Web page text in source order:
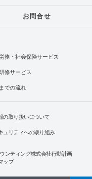
お問合せ
務・社会保険サービス
修サービス
での流れ
の取り扱いについて
ュリティへの取り組み
ンティング株式会社行動計画
ップ